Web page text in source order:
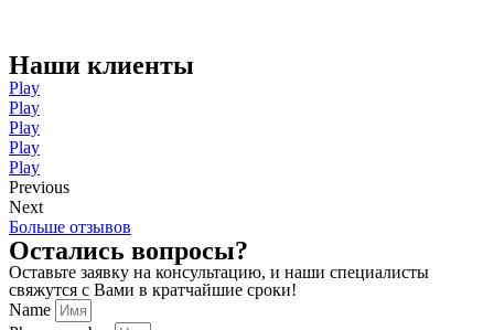
Наши клиенты
Play
Play
Play
Play
Play
Previous
Next
Больше отзывов
Остались вопросы?
Оставьте заявку на консультацию, и наши специалисты
свяжутся с Вами в кратчайшие сроки!
Name